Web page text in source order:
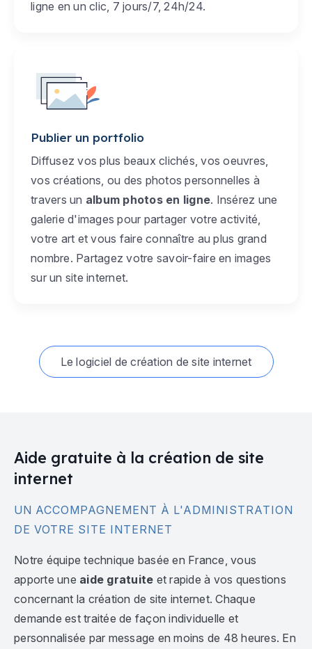
ligne en un clic, 7 jours/7, 24h/24.
Publier un portfolio
Diffusez vos plus beaux clichés, vos oeuvres,
vos créations, ou des photos personnelles à
travers un album photos en ligne. Insérez une
galerie d'images pour partager votre activité,
votre art et vous faire connaître au plus grand
nombre. Partagez votre savoir-faire en images
sur un site internet.
Le logiciel de création de site internet
Aide gratuite à la création de site
internet
UN ACCOMPAGNEMENT À L'ADMINISTRATION
DE VOTRE SITE INTERNET
Notre équipe technique basée en France, vous
apporte une aide gratuite et rapide à vos questions
concernant la création de site internet. Chaque
demande est traitée de façon individuelle et
personnalisée par message en moins de 48 heures. En